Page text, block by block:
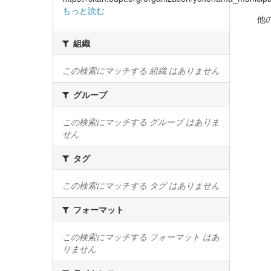
もっと読む
組織
この検索にマッチする 組織 はありません
グループ
この検索にマッチする グループ はありま
せん
タグ
この検索にマッチする タグ はありません
フォーマット
この検索にマッチする フォーマット はあ
りません
他